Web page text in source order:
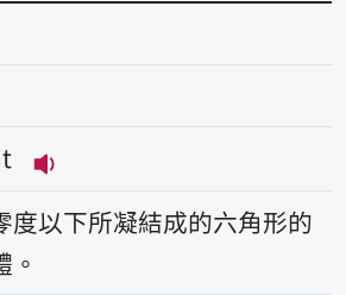
播放音讀suat
度以下所凝結成的六角形的
。